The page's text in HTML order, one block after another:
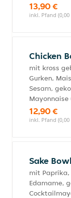
13,90 €
inkl. Pfand (0,00
Chicken
mit kross
Gurken,
Sesam,
Mayonnaise
12,90 €
inkl. Pfand (0,00
Sake Bowl
mit Paprika,
Edamame,